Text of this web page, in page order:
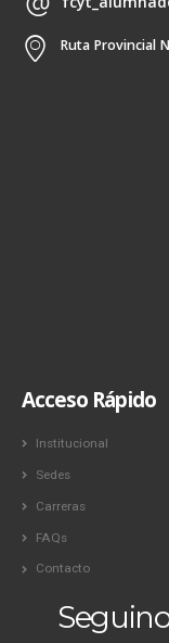
Ruta Provincial
Acceso Rápido
Institucional
Sedes
Carreras
FAQs
Contacto